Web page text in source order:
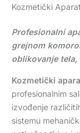
Kozmetički
Profesionalni
grejnom
oblikovanje
Kozmetički
profesionalnim
izvođenje
sistemu